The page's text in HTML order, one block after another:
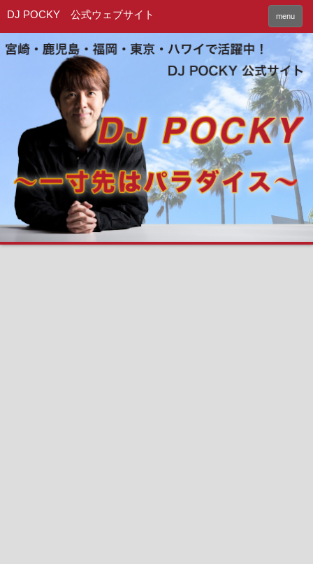
menu
DJ POCKY 公式ウェブサイト